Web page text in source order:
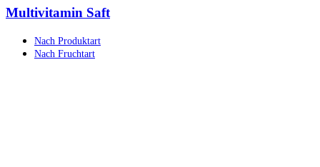
Multivitamin Saft
Nach Produktart
Nach Fruchtart